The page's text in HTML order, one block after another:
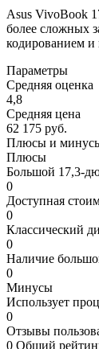
Asus VivoBook
более сложных
кодированием и
Параметры
Средняя оценка
4,8
Средняя цена
62 175 руб.
Плюсы и
Плюсы
Большой 17,3-
0
Доступная
0
Классический
0
Наличие
0
Минусы
Использует
0
Отзывы
0 Общий